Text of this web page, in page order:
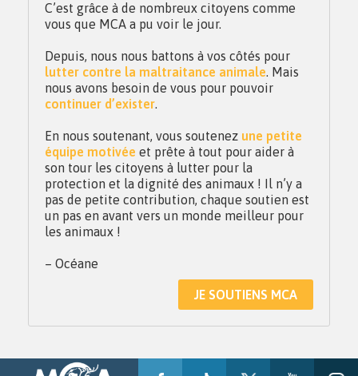
C’est grâce à de nombreux citoyens comme
vous que MCA a pu voir le jour.
Depuis, nous nous battons à vos côtés pour
lutter contre la maltraitance animale. Mais
nous avons besoin de vous pour pouvoir
continuer d’exister.
En nous soutenant, vous soutenez une petite
équipe motivée et prête à tout pour aider à
son tour les citoyens à lutter pour la
protection et la dignité des animaux ! Il n’y a
pas de petite contribution, chaque soutien est
un pas en avant vers un monde meilleur pour
les animaux !
– Océane
JE SOUTIENS MCA